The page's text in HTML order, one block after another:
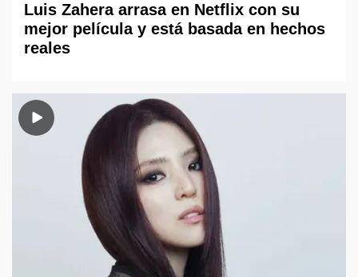
Luis Zahera arrasa en Netflix con su
mejor película y está basada en hechos
reales